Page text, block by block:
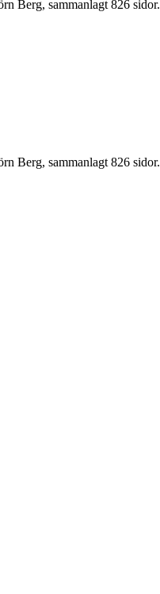
Berg, sammanlagt 826 sidor.
Berg, sammanlagt 826 sidor.